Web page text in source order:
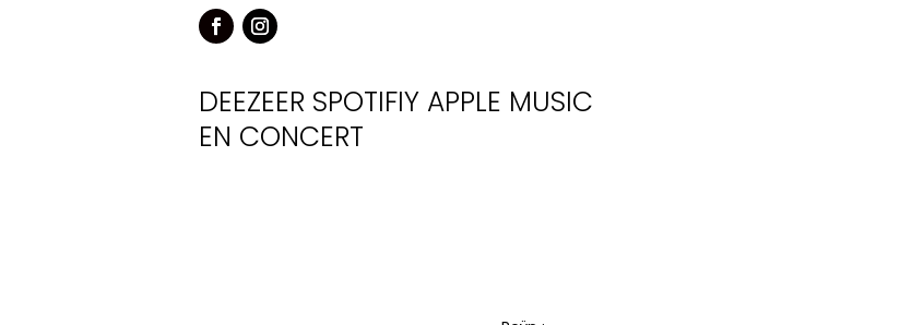
DEEZEER SPOTIFIY APPLE MUSIC
EN CONCERT